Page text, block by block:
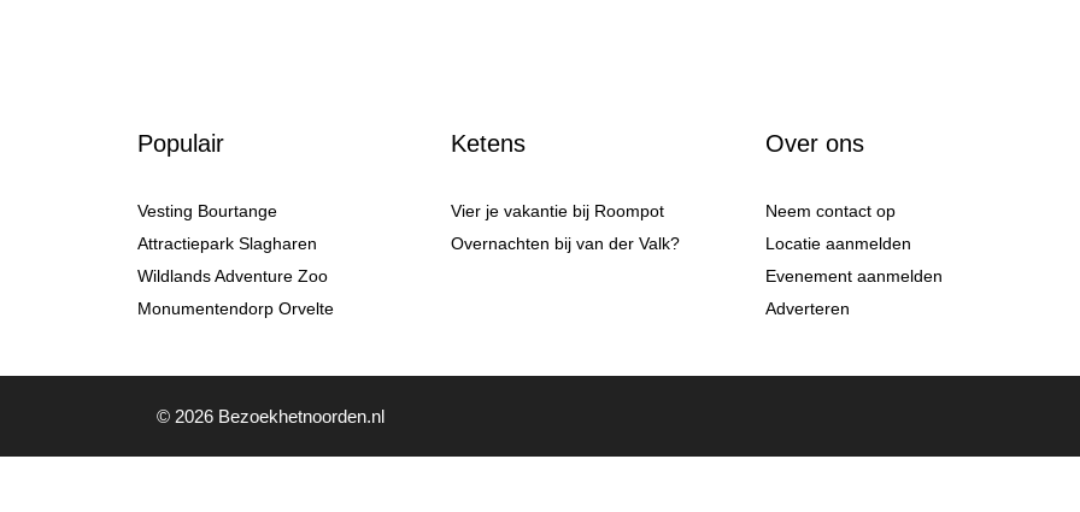
Populair
Vesting Bourtange
Attractiepark Slagharen
Wildlands Adventure Zoo
Monumentendorp Orvelte
Ketens
Vier je vakantie bij Roompot
Overnachten bij van der Valk?
Over ons
Neem contact op
Locatie aanmelden
Evenement aanmelden
Adverteren
© 2026 Bezoekhetnoorden.nl